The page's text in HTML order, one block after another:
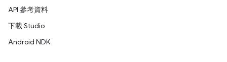
API 參考資料
下載 Studio
Android NDK